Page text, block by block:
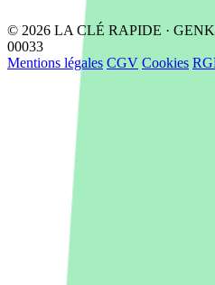
© 2026 LA CLÉ RAPIDE ·
00033
Mentions légales CGV Cookies